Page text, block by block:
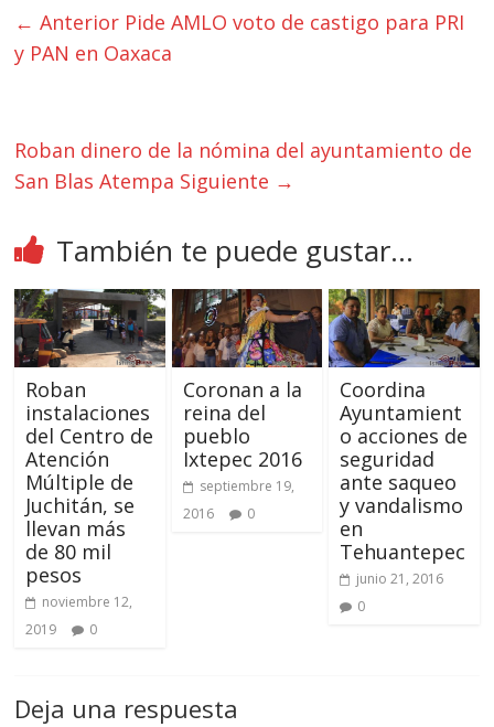
← Anterior Pide AMLO voto de castigo para PRI
y PAN en Oaxaca
Roban dinero de la nómina del ayuntamiento de
San Blas Atempa Siguiente →
También te puede gustar...
Roban
instalaciones
del Centro de
Atención
Múltiple de
Juchitán, se
llevan más
de 80 mil
pesos
noviembre 12,
2019
0
Coronan a la
reina del
pueblo
Ixtepec 2016
septiembre 19,
2016
0
Coordina
Ayuntamient
o acciones de
seguridad
ante saqueo
y vandalismo
en
Tehuantepec
junio 21, 2016
0
Deja una respuesta